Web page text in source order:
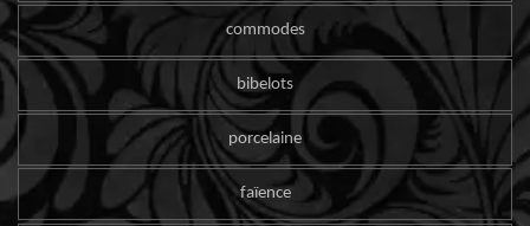
commodes
bibelots
porcelaine
faïence